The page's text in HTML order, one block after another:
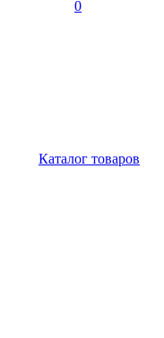
0
Каталог товаров